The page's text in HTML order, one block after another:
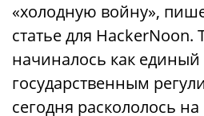
«холодную войну»,
статье для HackerNoon.
начиналось как
государственным
сегодня раскололось